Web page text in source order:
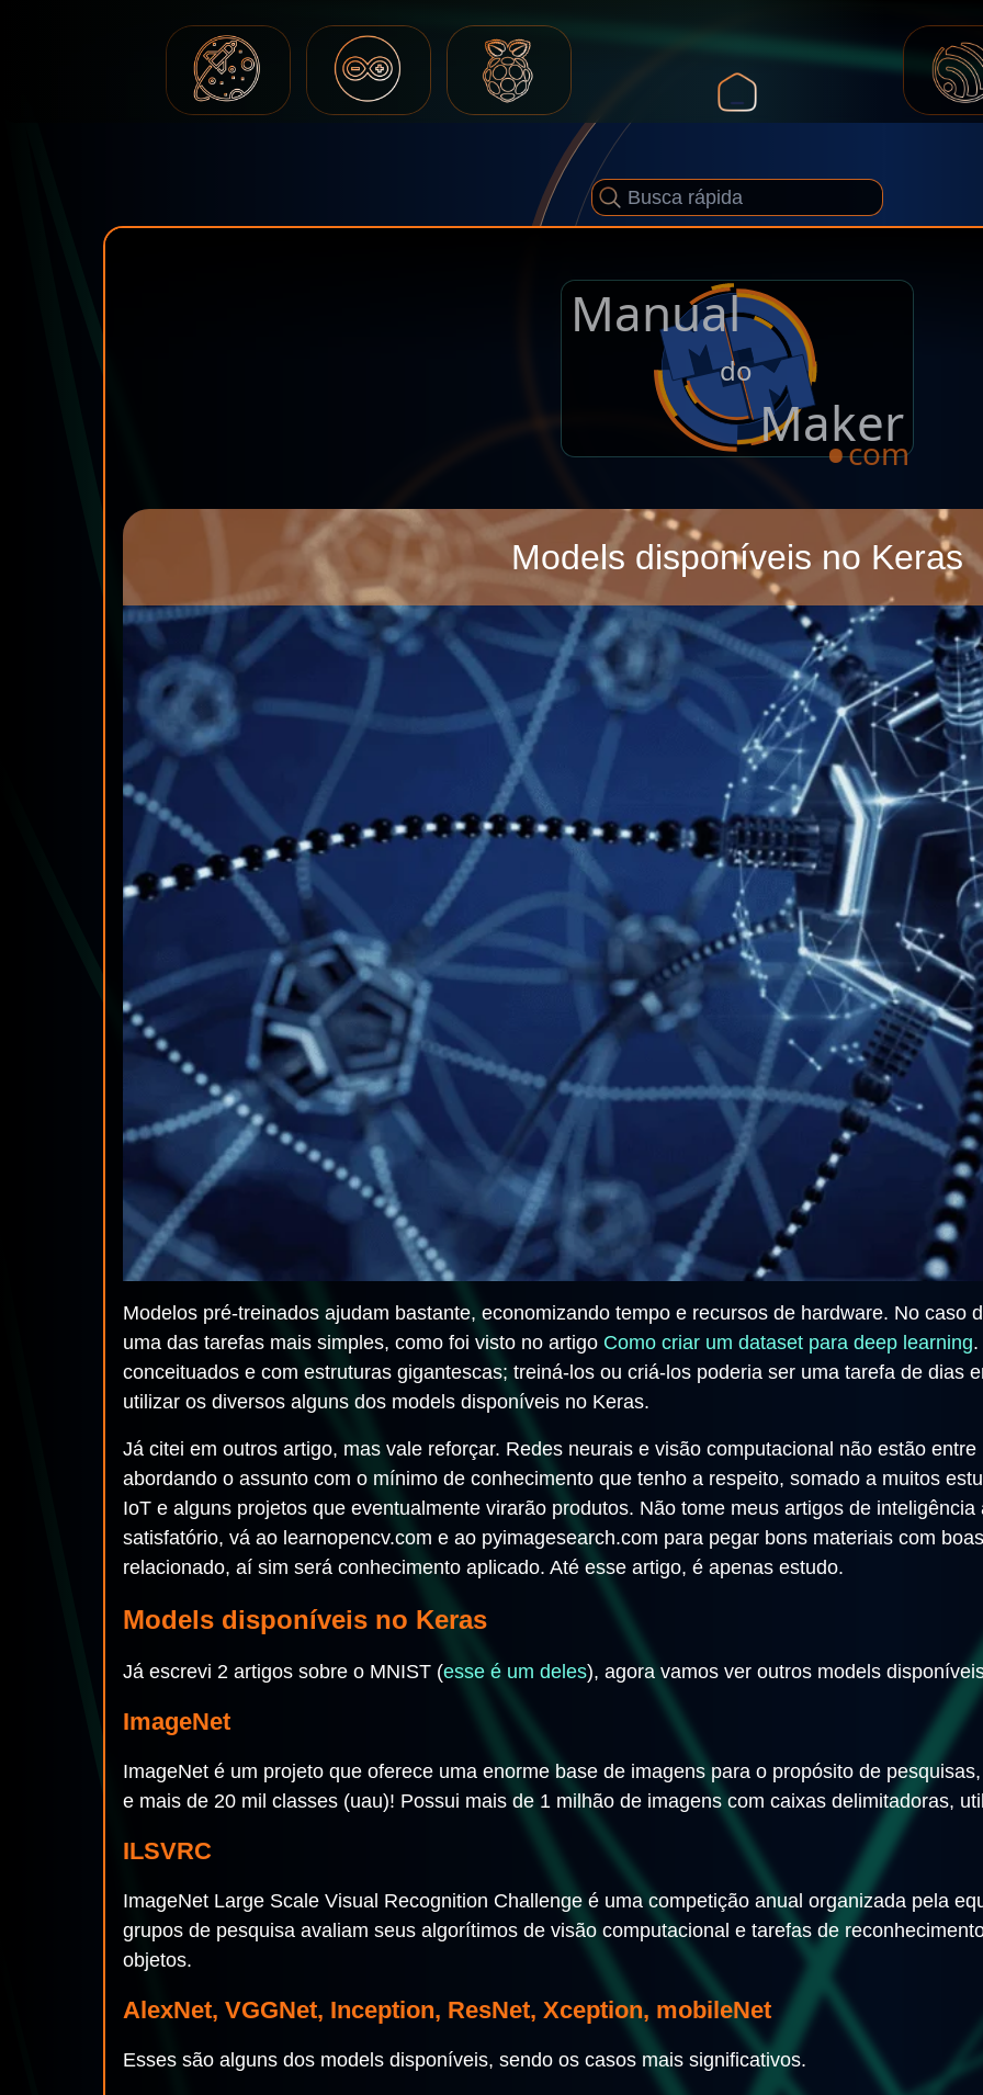
Manual
do
Maker
.com
Models disponíveis no Keras
Modelos pré-treinados ajudam bastante, economizando tempo e recursos de hardware. No caso
uma das tarefas mais simples, como foi visto no artigo Como criar um dataset para deep learning
conceituados e com estruturas gigantescas; treiná-los ou criá-los poderia ser uma tarefa de dias
utilizar os diversos alguns dos models disponíveis no Keras.
Já citei em outros artigo, mas vale reforçar. Redes neurais e visão computacional não estão
abordando o assunto com o mínimo de conhecimento que tenho a respeito, somado a muitos
IoT e alguns projetos que eventualmente virarão produtos. Não tome meus artigos de
satisfatório, vá ao learnopencv.com e ao pyimagesearch.com para pegar bons materiais com
relacionado, aí sim será conhecimento aplicado. Até esse artigo, é apenas estudo.
Models disponíveis no Keras
Já escrevi 2 artigos sobre o MNIST (esse é um deles), agora vamos ver outros models
ImageNet
ImageNet é um projeto que oferece uma enorme base de imagens para o propósito de
e mais de 20 mil classes (uau)! Possui mais de 1 milhão de imagens com caixas delimitadoras,
ILSVRC
ImageNet Large Scale Visual Recognition Challenge é uma competição anual organizada pela
grupos de pesquisa avaliam seus algorítimos de visão computacional e tarefas de
objetos.
AlexNet, VGGNet, Inception, ResNet, Xception, mobileNet
Esses são alguns dos models disponíveis, sendo os casos mais significativos.